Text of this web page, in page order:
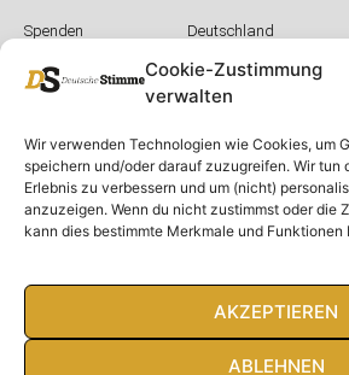
Cookie-Zustimmung
verwalten
Wir verwenden Technologien wie Cookies, um
speichern und/oder darauf zuzugreifen. Wir tun
Erlebnis zu verbessern und um (nicht)
anzuzeigen. Wenn du nicht zustimmst oder die
kann dies bestimmte Merkmale und
AKZEPTIEREN
ABLEHNEN
Spenden
DS-TV
Rundbrief
Über uns
Deutschland
Ausland
Gespräch
Panorama
Feuilleton
Intern
© Deutsche Stimme 2020. Alle